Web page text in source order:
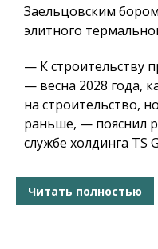
Заельцовским
элитного
— К строительству
— весна 2028 года,
на строительство,
раньше, — пояснил
службе холдинга TS
Читать полностью